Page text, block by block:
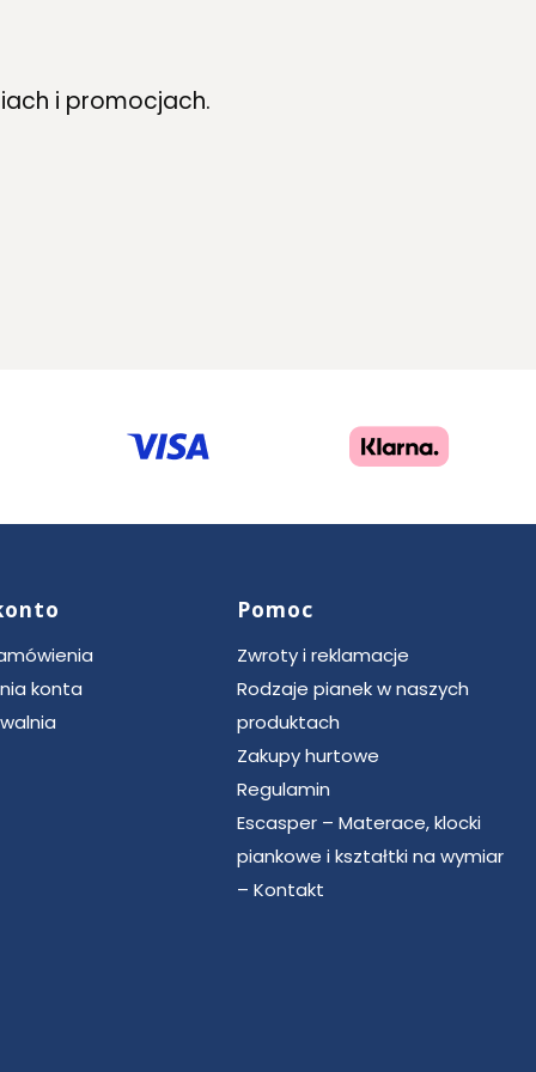
i promocjach.
konta
Pomoc
Zwroty i reklamacje
Rodzaje pianek w naszych
produktach
Zakupy hurtowe
Regulamin
Escasper – Materace, klocki
piankowe i kształtki na wymiar
– Kontakt